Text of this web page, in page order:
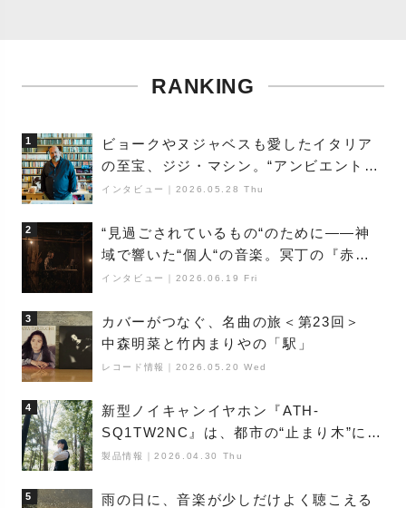
RANKING
1
ビョークやヌジャベスも愛したイタリア
の至宝、ジジ・マシン。“アンビエントの
巨匠”が明かす創作の原点と、「動き」に
インタビュー 2026.05.28 Thu
2
“見過ごされているもの“のために――神
域で響いた“個人“の音楽。冥丁の『赤城
夜神楽』をレポート
インタビュー 2026.06.19 Fri
3
カバーがつなぐ、名曲の旅＜第23回＞
中森明菜と竹内まりやの「駅」
レコード情報 2026.05.20 Wed
4
新型ノイキャンイヤホン『ATH-
SQ1TW2NC』は、都市の“止まり木”にな
り得るーシンガーソングライター浮
製品情報 ｜2026.04.30 Thu
5
雨の日に、音楽が少しだけよく聴こえる